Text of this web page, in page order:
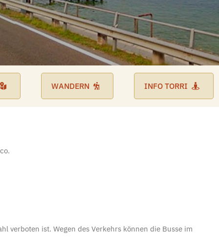
WANDERN INFO TORRI
verboten ist. Wegen des Verkehrs können die Busse im